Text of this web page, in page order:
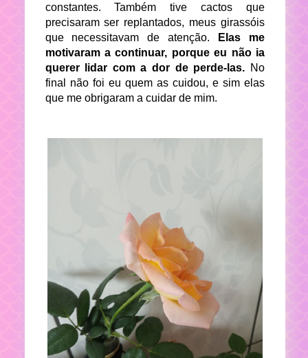
constantes. Também tive cactos que
precisaram ser replantados, meus girassóis
que necessitavam de atenção.
Elas me
motivaram a continuar, porque eu não ia
querer lidar com a dor de perde-las. No
final não foi eu quem as cuidou, e sim elas
que me obrigaram a cuidar de mim.